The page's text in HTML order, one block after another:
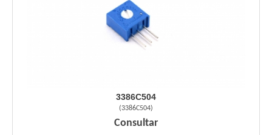
3386C504
(3386C504)
Consultar